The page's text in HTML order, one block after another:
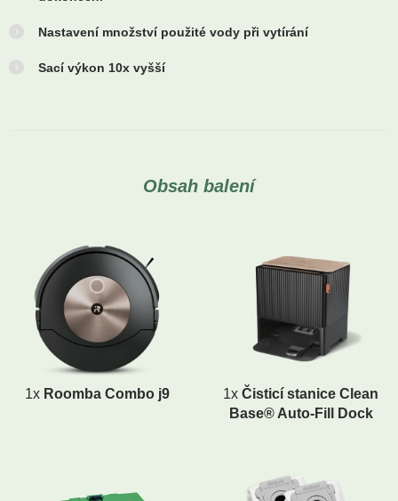
Nastavení množství použité vody při vytírání
Sací výkon 10x vyšší
Obsah balení
1x Roomba Combo j9 1xČisticí stanice Clean
Base® Auto-Fill Dock